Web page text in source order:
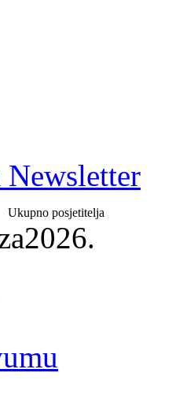
Newsletter
Ukupno posjetitelja
2026.